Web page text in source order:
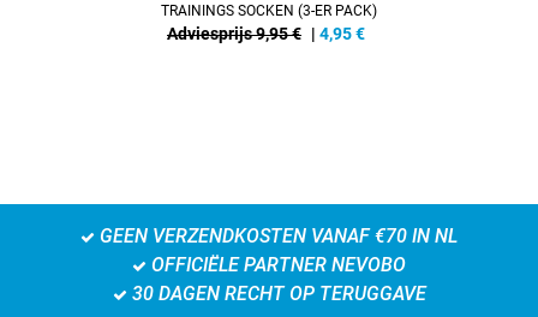
TRAININGS SOCKEN (3-ER PACK)
Adviesprijs 9,95 € | 4,95€
GEEN VERZENDKOSTEN VANAF €70 IN NL
OFFICIËLE PARTNER NEVOBO
30 DAGEN RECHT OP TERUGGAVE